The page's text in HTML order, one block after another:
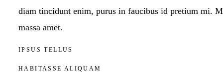
diam tincidunt enim, purus in faucibus id pretium mi.
massa amet.
IPSUS TELLUS
HABITASSE ALIQUAM